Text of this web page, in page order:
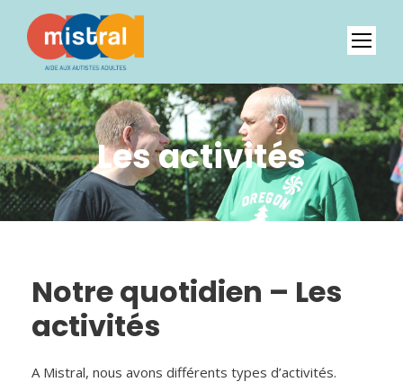
Les activités
Notre quotidien – Les
activités
A Mistral, nous avons différents types d’activités.